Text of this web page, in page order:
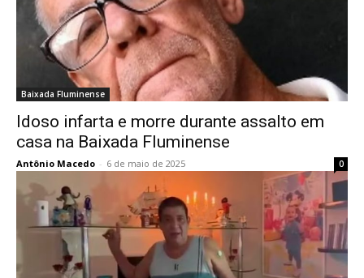
Baixada Fluminense
Idoso infarta e morre durante assalto em
casa na Baixada Fluminense
Antônio Macedo - 6 de maio de 2025 0